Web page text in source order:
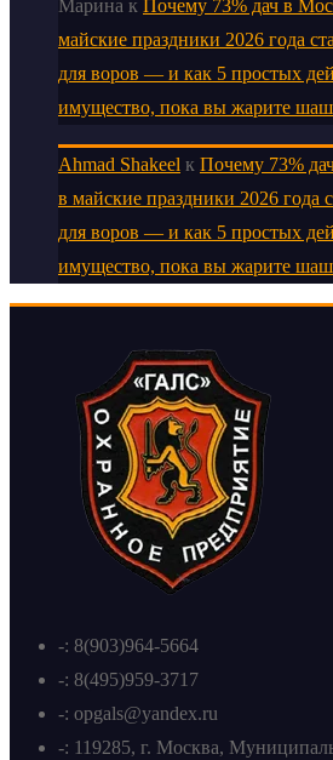
Марина к Почему 73% дач в
майские праздники 2026 года
для воров — и как 5 простых
имущество, пока вы жарите
Ahmad Shakeel к Почему 73%
в майские праздники 2026 года
для воров — и как 5 простых
имущество, пока вы жарите
-: 8(903)964-5664
-: 8(495)959-3717
-: opgals@yandex.ru
-: 119285, г. Москва,